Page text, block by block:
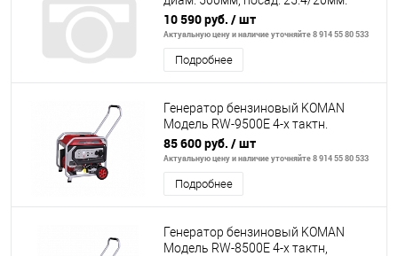
высокий ресурс
10 590 руб. / шт
Актуальную цену и наличие уточняйте 8 914 55 80 533
Подробнее
Генератор бензиновый KOMAN
Модель RW-9500E 4-х тактн.
9000Вт-9500Вт, силовая розетка,
эл. стартер
85 600 руб. / шт
Актуальную цену и наличие уточняйте 8 914 55 80 533
Подробнее
Генератор бензиновый KOMAN
Модель RW-8500E 4-х тактн,